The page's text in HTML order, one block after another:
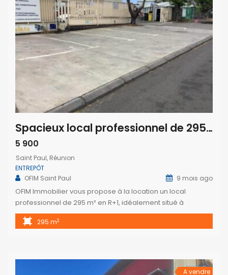
Spacieux local professionnel de 295 m² à louer à Cambaie Saint-Paul – Idéal bureaux ou entrepôt
5 900
Saint Paul, Réunion
ENTREPÔT
OFIM Saint Paul
9 mois ago
OFIM Immobilier vous propose à la location un local
professionnel de 295 m² en R+1, idéalement situé à
Cambaie – Saint-Paul, bénéficiant d’un accès rapide à la 4
voies. Ce bien se compose de plusieurs pièces
possibilités d’aménagement pour […]
295 m2
A vendre